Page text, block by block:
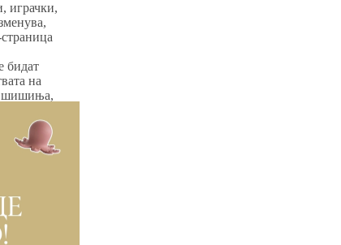
играчки,
бидат
на
шишиња,
и се во
„од
ДООЕЛ
на